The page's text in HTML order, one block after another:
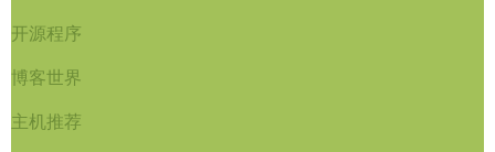
开源程序
博客世界
主机推荐